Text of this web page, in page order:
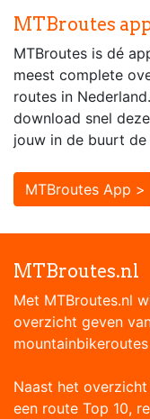
MTBroutes
MTBroutes is dé
meest complete
routes in
download snel
jouw in de buurt de
MTBroutes App >
MTBroutes.nl
Met MTBroutes.nl
overzicht geven
Naast het
een route Top 10,